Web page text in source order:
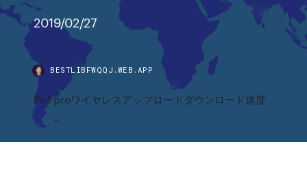
2019/02/27
BESTLIBFWQQJ.WEB.APP
Ps4 proワイヤレスアップロードダウンロード速度